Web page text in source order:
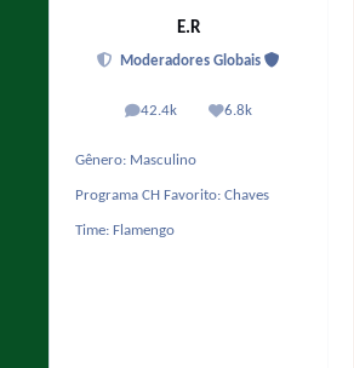
E.R
Moderadores Globais
42.4k
posts 6.8k
Reputação
Gênero: Masculino
Programa CH Favorito: Chaves
Time: Flamengo